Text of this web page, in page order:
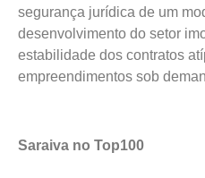
segurança jurídica de um
desenvolvimento do setor
estabilidade dos contratos
empreendimentos sob
Saraiva no Top100